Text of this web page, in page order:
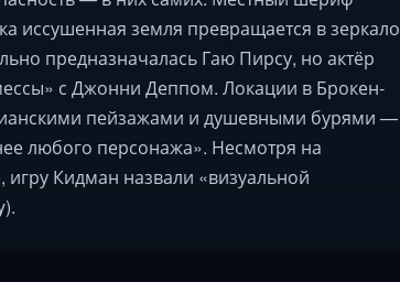
иссушенная земля превращается в зеркало
предназначалась Гаю Пирсу, но актёр
с Джонни Деппом. Локации в Брокен-
пейзажами и душевными бурями —
любого персонажа». Несмотря на
Кидман назвали «визуальной